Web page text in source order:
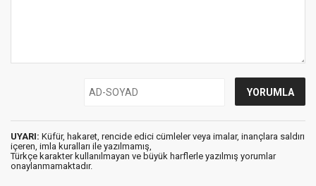
UYARI: Küfür, hakaret, rencide edici cümleler veya imalar, inançlara saldırı
içeren, imla kuralları ile yazılmamış,
Türkçe karakter kullanılmayan ve büyük harflerle yazılmış yorumlar
onaylanmamaktadır.